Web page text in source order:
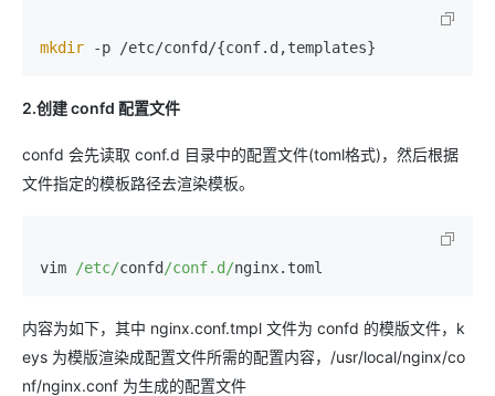
mkdir -p /etc/confd/{conf.d,templates}
2.创建 confd 配置文件
confd 会先读取 conf.d 目录中的配置文件(toml格式)，然后根据
文件指定的模板路径去渲染模板。
vim /etc/confd/conf.d/nginx.toml
内容为如下，其中 nginx.conf.tmpl 文件为 confd 的模版文件，k
eys 为模版渲染成配置文件所需的配置内容，/usr/local/nginx/co
nf/nginx.conf 为生成的配置文件